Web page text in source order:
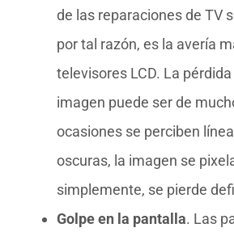
de las reparaciones de TV
por tal razón, es la avería
televisores LCD. La
imagen puede ser de
ocasiones se perciben
oscuras, la imagen se
simplemente, se pierde
Golpe en la pantalla. Las